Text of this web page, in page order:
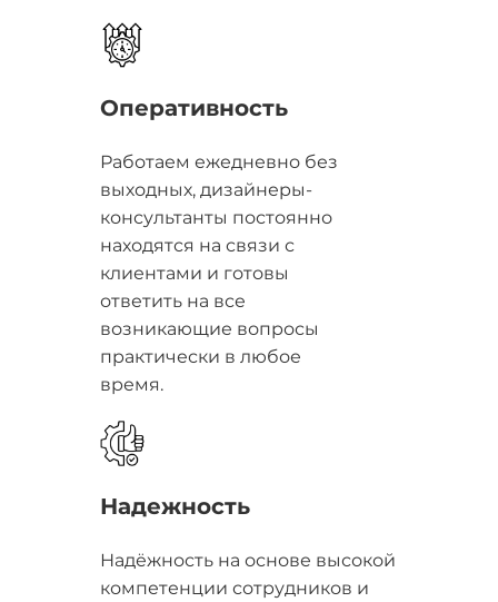
Оперативность
Работаем ежедневно без
выходных, дизайнеры-
консультанты постоянно
находятся на связи с
клиентами и готовы
ответить на все
возникающие вопросы
практически в любое
время.
Надежность
Надёжность на основе высокой
компетенции сотрудников и